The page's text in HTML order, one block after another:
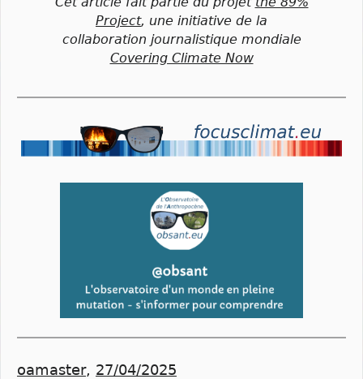
Project, une initiative de la
collaboration journalistique mondiale
Covering Climate Now
oamaster, 27/04/2025